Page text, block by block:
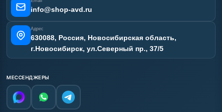
info@shop-avd.ru
Адрес
630088, Россия, Новосибирская область,
г.Новосибирск, ул.Северный пр., 37/5
МЕССЕНДЖЕРЫ